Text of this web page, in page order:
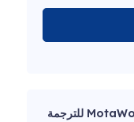
ترجمت هذه المقالة خاصية MotaWord Active للترجمة